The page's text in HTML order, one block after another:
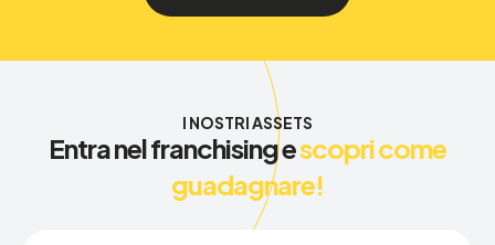
I NOSTRI ASSETS
Entra nel franchising escopri come
guadagnare!